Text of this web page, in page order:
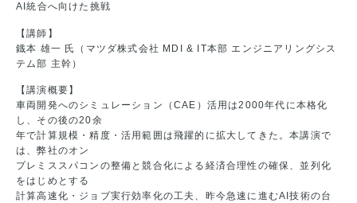
AI統合へ向けた挑戦
【講師】
鐡本 雄一 氏（マツダ株式会社 MDI & IT本部 エンジニアリングシス
テム部 主幹）
【講演概要】
車両開発へのシミュレーション（CAE）活用は2000年代に本格化
し、その後の20余
年で計算規模・精度・活用範囲は飛躍的に拡大してきた。本講演で
は、弊社のオン
プレミススパコンの整備と競合化による経済合理性の確保、並列化
をはじめとする
計算高速化・ジョブ実行効率化の工夫、昨今急速に進むAI技術の台